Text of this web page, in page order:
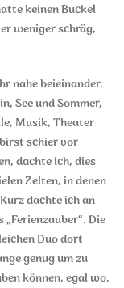
keinen Buckel
weniger schräg,
nahe beieinander.
See und Sommer,
Musik, Theater
schier vor
dachte ich, dies
Zelten, in denen
dachte ich an
Die
Duo dort
genug um zu
können, egal wo.